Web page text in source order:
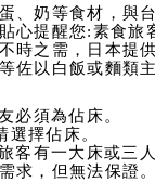
、奶等食材，與
心提醒您:素食旅
時之需，日本提
佐以白飯或麵類
必須為佔床。
擇佔床。
客有一大床或三
求，但無法保證